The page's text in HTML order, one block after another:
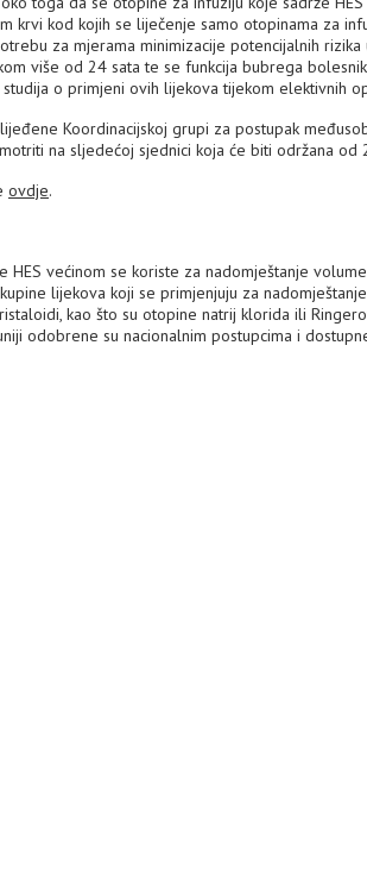
krvi kod kojih se liječenje samo otopinama za
za mjerama minimizacije potencijalnih
više od 24 sata te se funkcija bubrega
o primjeni ovih lijekova tijekom elektivnih
Koordinacijskoj grupi za postupak
na sljedećoj sjednici koja će biti održana
ovdje.
HES većinom se koriste za nadomještanje
lijekova koji se primjenjuju za
kao što su otopine natrij klorida ili
odobrene su nacionalnim postupcima i